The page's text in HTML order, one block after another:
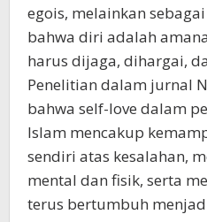
egois, melainkan
bahwa diri adalah
harus dijaga, dihargai,
Penelitian dalam jurnal
bahwa self-love dalam
Islam mencakup
sendiri atas kesalahan,
mental dan fisik, serta
terus bertumbuh